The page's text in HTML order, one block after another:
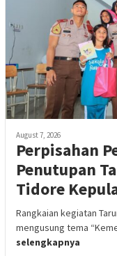
August 7, 2026
Perpisahan
Penutupan
Tidore
Rangkaian kegiatan
mengusung tema
selengkapnya